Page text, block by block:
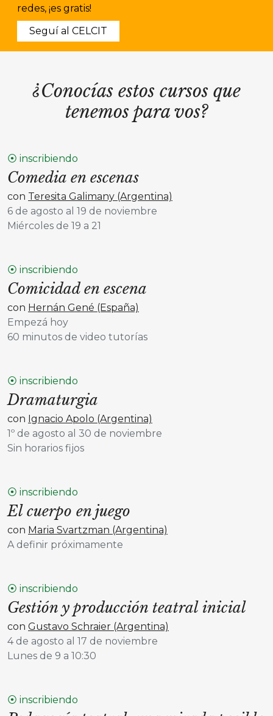
redes, ¡es gratis!
Seguí al CELCIT
¿Conocías estos cursos que
tenemos para vos?
⦿ inscribiendo
Comedia en escenas
con Teresita Galimany (Argentina)
6 de agosto al 19 de noviembre
Miércoles de 19 a 21
⦿ inscribiendo
Comicidad en escena
con Hernán Gené (España)
Empezá hoy
60 minutos de video tutorías
⦿ inscribiendo
Dramaturgia
con Ignacio Apolo (Argentina)
1º de agosto al 30 de noviembre
Sin horarios fijos
⦿ inscribiendo
El cuerpo en juego
con Maria Svartzman (Argentina)
A definir próximamente
⦿ inscribiendo
Gestión y producción teatral inicial
con Gustavo Schraier (Argentina)
4 de agosto al 17 de noviembre
Lunes de 9 a 10:30
⦿ inscribiendo